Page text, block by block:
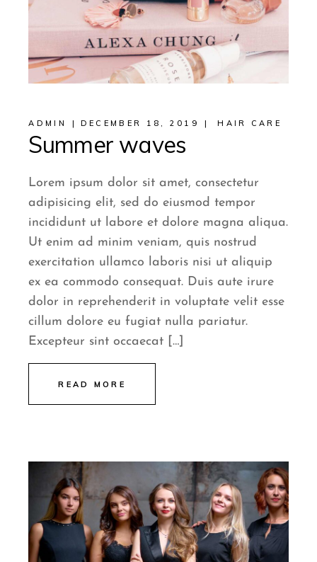
ADMIN DECEMBER 18, 2019 HAIR CARE
Summer waves
Lorem ipsum dolor sit amet, consectetur
adipisicing elit, sed do eiusmod tempor
incididunt ut labore et dolore magna aliqua.
Ut enim ad minim veniam, quis nostrud
exercitation ullamco laboris nisi ut aliquip
ex ea commodo consequat. Duis aute irure
dolor in reprehenderit in voluptate velit esse
cillum dolore eu fugiat nulla pariatur.
Excepteur sint occaecat […]
READ MORE